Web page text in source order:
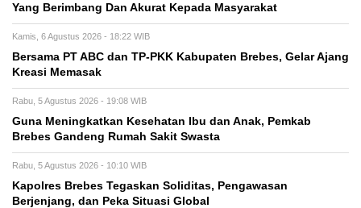
Yang Berimbang Dan Akurat Kepada Masyarakat
Kamis, 6 Agustus 2026 - 18:22 WIB
Bersama PT ABC dan TP-PKK Kabupaten Brebes, Gelar Ajang
Kreasi Memasak
Rabu, 5 Agustus 2026 - 19:08 WIB
Guna Meningkatkan Kesehatan Ibu dan Anak, Pemkab
Brebes Gandeng Rumah Sakit Swasta
Rabu, 5 Agustus 2026 - 10:10 WIB
Kapolres Brebes Tegaskan Soliditas, Pengawasan
Berjenjang, dan Peka Situasi Global